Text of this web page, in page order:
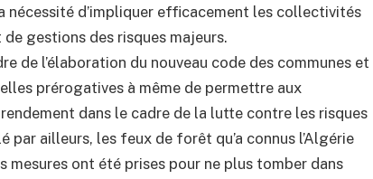
nécessité d’impliquer efficacement les collectivités
gestions des risques majeurs.
de l’élaboration du nouveau code des communes et
prérogatives à même de permettre aux
dans le cadre de la lutte contre les risques
par ailleurs, les feux de forêt qu’a connus l’Algérie
mesures ont été prises pour ne plus tomber dans